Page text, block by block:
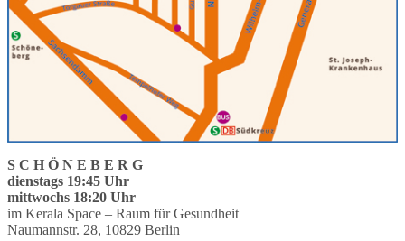
S C H Ö N E B E R G
dienstags 19:45 Uhr
mittwochs 18:20 Uhr
im Kerala Space – Raum für Gesundheit
Naumannstr. 28, 10829 Berlin